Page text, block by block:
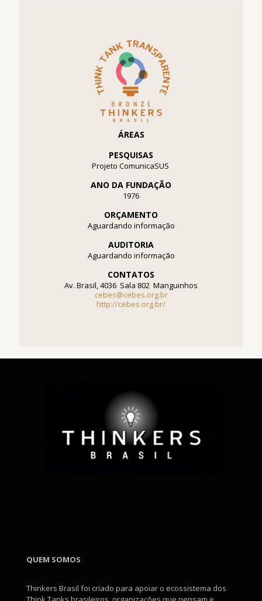
ÁREAS
PESQUISAS
Projeto ComunicaSUS
ANO DA FUNDAÇÃO
1976
ORÇAMENTO
Aguardando informação
AUDITORIA
Aguardando informação
CONTATOS
Av. Brasil, 4036  Sala 802  Manguinhos
cebes@cebes.org.br
http://cebes.org.br/
QUEM SOMOS
Thinkers Brasil foi criado para apoiar o ecossistema dos